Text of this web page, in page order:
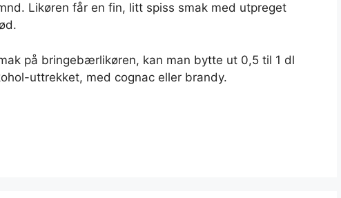
Likøren får en fin, litt spiss smak med utpreget
på bringebærlikøren, kan man bytte ut 0,5 til 1 dl
uttrekket, med cognac eller brandy.